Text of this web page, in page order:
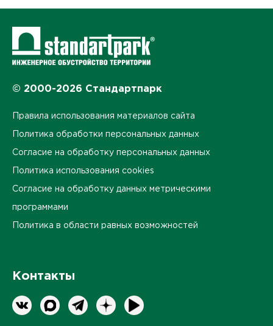
© 2000-2026 Стандартпарк
Правила использования материалов сайта
Политика обработки персональных данных
Согласие на обработку персональных данных
Политика использования cookies
Согласие на обработку данных метрическими
программами
Политика в области равных возможностей
Контакты